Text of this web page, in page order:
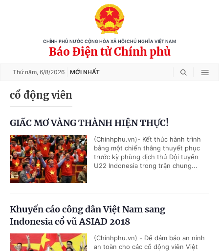
CHÍNH PHỦ NƯỚC CỘNG HÒA XÃ HỘI CHỦ NGHĨA VIỆT NAM
Báo Điện tử Chính phủ
Thứ năm, 6/8/2026 MỚI NHẤT
cổ động viên
GIẤC MƠ VÀNG THÀNH HIỆN THỰC!
(Chinhphu.vn)- Kết thúc hành trình
bằng một chiến thắng thuyết phục
trước kỳ phùng địch thủ Đội tuyển
U22 Indonesia trong trận chung...
Khuyến cáo công dân Việt Nam sang
Indonesia cổ vũ ASIAD 2018
(Chinhphu.vn) - Để đảm bảo an ninh
an toàn cho các cổ động viên Việt